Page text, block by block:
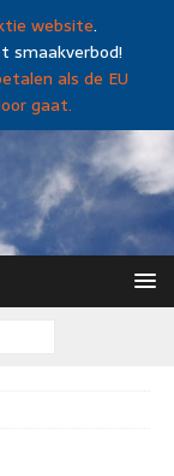
website.
smaakverbod!
als de EU
gaat.